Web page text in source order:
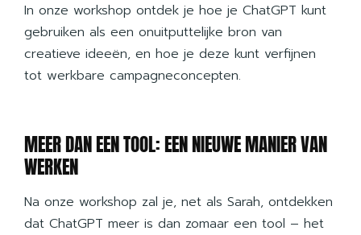
In onze workshop ontdek je hoe je ChatGPT kunt
gebruiken als een onuitputtelijke bron van
creatieve ideeën, en hoe je deze kunt verfijnen
tot werkbare campagneconcepten.
MEER DAN EEN TOOL: EEN NIEUWE MANIER VAN
WERKEN
Na onze workshop zal je, net als Sarah, ontdekken
dat ChatGPT meer is dan zomaar een tool – het